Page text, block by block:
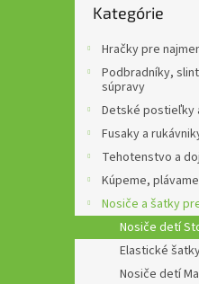
kategórie
Kategórie
Hračky pre
Podbradníky,
súpravy
Detské postieľky
Fusaky a
Tehotenstvo a
Kúpeme,
Nosiče a šatky
Nosiče detí
Elastické
Nosiče detí